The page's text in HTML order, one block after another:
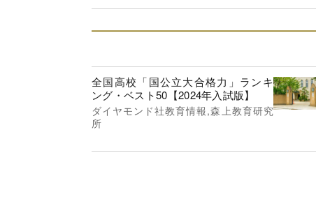
全国高校「国公立大合格力」ランキ
ング・ベスト50【2024年入試版】
ダイヤモンド社教育情報,森上教育研究
所